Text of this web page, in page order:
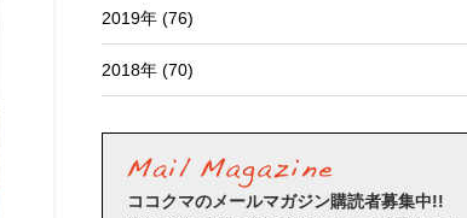
2019年 (76)
2018年 (70)
ココクマのメールマガジン購読者募集中!!